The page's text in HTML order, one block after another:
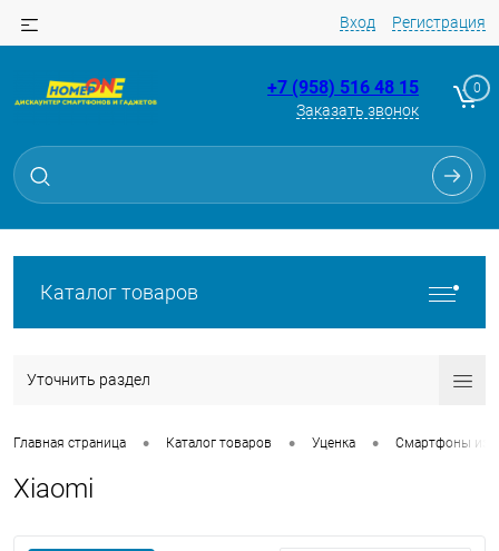
Вход Регистрация
+7 (958) 516 48 15
Заказать звонок
0
Каталог товаров
Уточнить раздел
Главная страница • Каталог товаров • Уценка • Смартфоны из
Xiaomi